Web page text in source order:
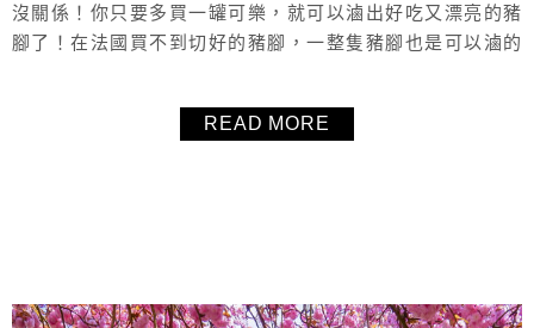
沒關係！你只要多買一罐可樂，就可以滷出好吃又漂亮的豬
腳了！在法國買不到切好的豬腳，一整隻豬腳也是可以滷的
READ MORE